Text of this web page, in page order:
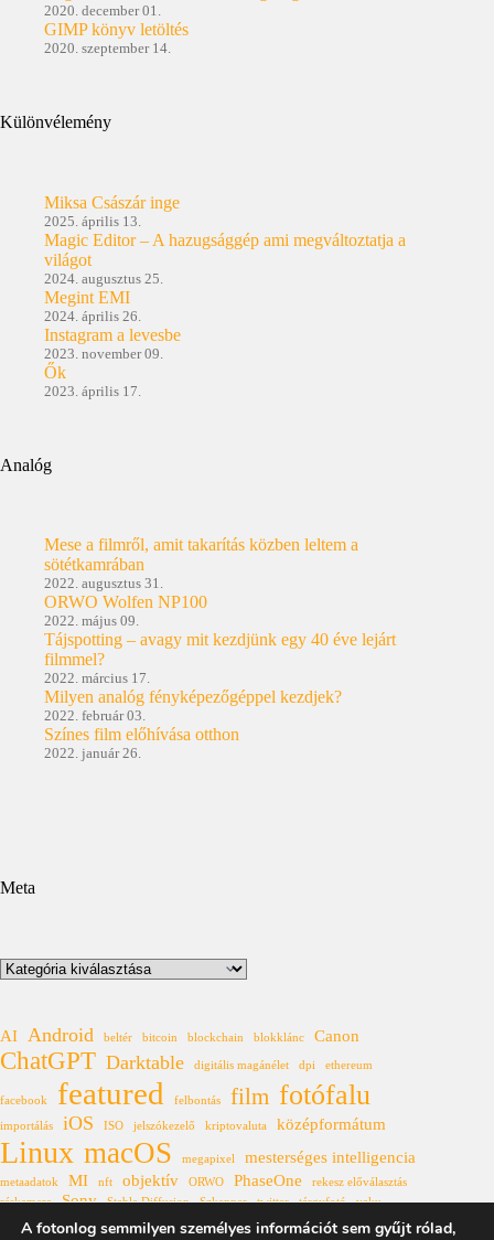
2020. december 01.
GIMP könyv letöltés
2020. szeptember 14.
Különvélemény
Miksa Császár inge
2025. április 13.
Magic Editor – A hazugsággép ami megváltoztatja a
világot
2024. augusztus 25.
Megint EMI
2024. április 26.
Instagram a levesbe
2023. november 09.
Ők
2023. április 17.
Analóg
Mese a filmről, amit takarítás közben leltem a
sötétkamrában
2022. augusztus 31.
ORWO Wolfen NP100
2022. május 09.
Tájspotting – avagy mit kezdjünk egy 40 éve lejárt
filmmel?
2022. március 17.
Milyen analóg fényképezőgéppel kezdjek?
2022. február 03.
Színes film előhívása otthon
2022. január 26.
Meta
Kategóriák
AI Android beltér bitcoin blockchain blokklánc Canon
ChatGPT Darktable digitális magánélet dpi ethereum
facebook featured felbontás film fotófalu
importálás iOS ISO jelszókezelő kriptovaluta középformátum
Linux macOS megapixel mesterséges intelligencia
metaadatok MI nft objektív ORWO PhaseOne
rekesz előválasztás
réskamera
Sony Stable Diffusion Szkenner twitter tárgyfotó vaku
Windows XF állóhívás űrkutatás
A fotonlog semmilyen személyes információt sem gyűjt rólad,